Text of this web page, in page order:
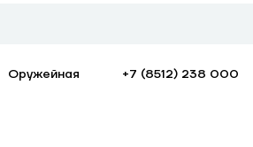
Оружейная +7 (8512) 238 000